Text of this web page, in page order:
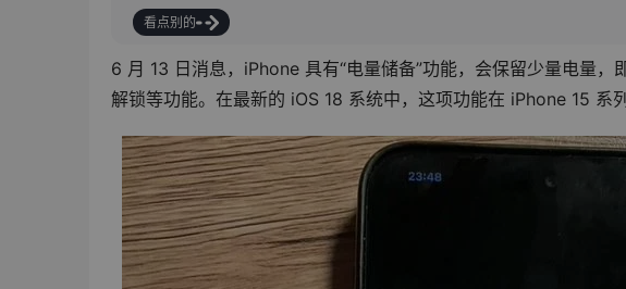
看点别的
6 月 13 日消息，iPhone 具有“电量储备”功能，会保留少量电量，
解锁等功能。在最新的 iOS 18 系统中，这项功能在 iPhone 15 系